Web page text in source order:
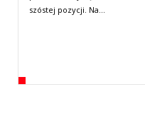
szóstej pozycji. Na…